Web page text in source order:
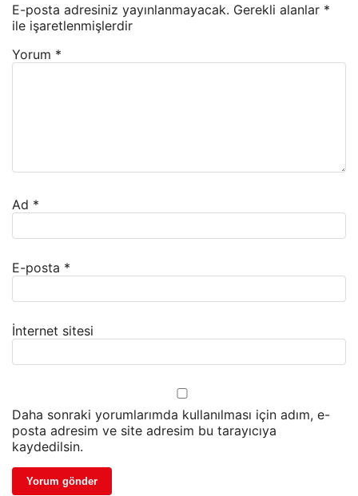
E-posta adresiniz yayınlanmayacak. Gerekli alanlar *
ile işaretlenmişlerdir
Yorum *
Ad *
E-posta *
İnternet sitesi
Daha sonraki yorumlarımda kullanılması için adım, e-
posta adresim ve site adresim bu tarayıcıya
kaydedilsin.